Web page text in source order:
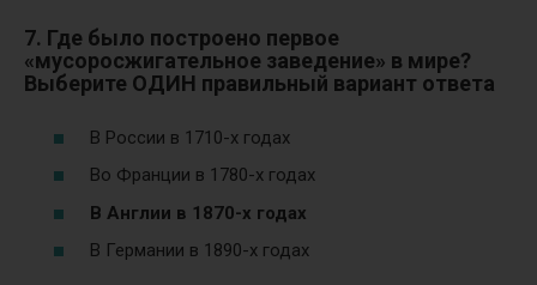
7. Где было построено первое
«мусоросжигательное заведение» в мире?
Выберите ОДИН правильный вариант ответа
В России в 1710-х годах
Во Франции в 1780-х годах
В Англии в 1870-х годах
В Германии в 1890-х годах